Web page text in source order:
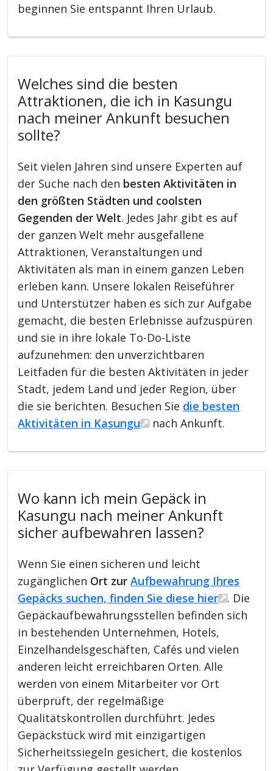
beginnen Sie entspannt Ihren Urlaub.
Welches sind die besten
Attraktionen, die ich in Kasungu
nach meiner Ankunft besuchen
sollte?
Seit vielen Jahren sind unsere Experten auf
der Suche nach den besten Aktivitäten in
den größten Städten und coolsten
Gegenden der Welt. Jedes Jahr gibt es auf
der ganzen Welt mehr ausgefallene
Attraktionen, Veranstaltungen und
Aktivitäten als man in einem ganzen Leben
erleben kann. Unsere lokalen Reiseführer
und Unterstützer haben es sich zur Aufgabe
gemacht, die besten Erlebnisse aufzuspüren
und sie in ihre lokale To-Do-Liste
aufzunehmen: den unverzichtbaren
Leitfaden für die besten Aktivitäten in jeder
Stadt, jedem Land und jeder Region, über
die sie berichten. Besuchen Sie die besten
Aktivitäten in Kasungu
nach Ankunft.
Wo kann ich mein Gepäck in
Kasungu nach meiner Ankunft
sicher aufbewahren lassen?
Wenn Sie einen sicheren und leicht
zugänglichen Ort zurAufbewahrung Ihres
Gepäcks suchen, finden Sie diese hier
. Die
Gepäckaufbewahrungsstellen befinden sich
in bestehenden Unternehmen, Hotels,
Einzelhandelsgeschäften, Cafés und vielen
anderen leicht erreichbaren Orten. Alle
werden von einem Mitarbeiter vor Ort
überprüft, der regelmäßige
Qualitätskontrollen durchführt. Jedes
Gepäckstück wird mit einzigartigen
Sicherheitssiegeln gesichert, die kostenlos